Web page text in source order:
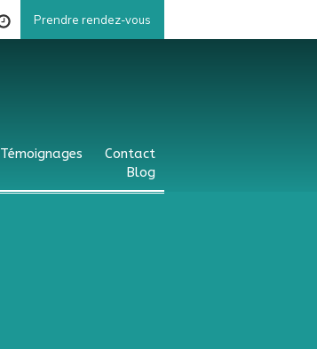
Prendre rendez-vous
Témoignages
Contact
Blog